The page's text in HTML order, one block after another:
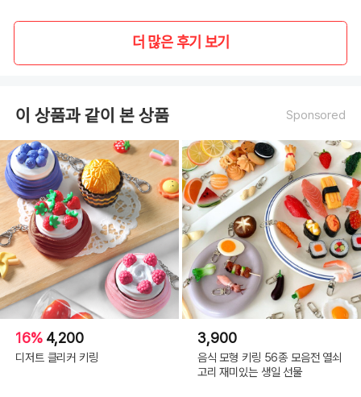
더 많은 후기 보기
이 상품과 같이 본 상품 Sponsored
16% 4,200
디저트 클리커 키링
3,900
음식 모형 키링 56종 모음전 열쇠
고리 재미있는 생일 선물